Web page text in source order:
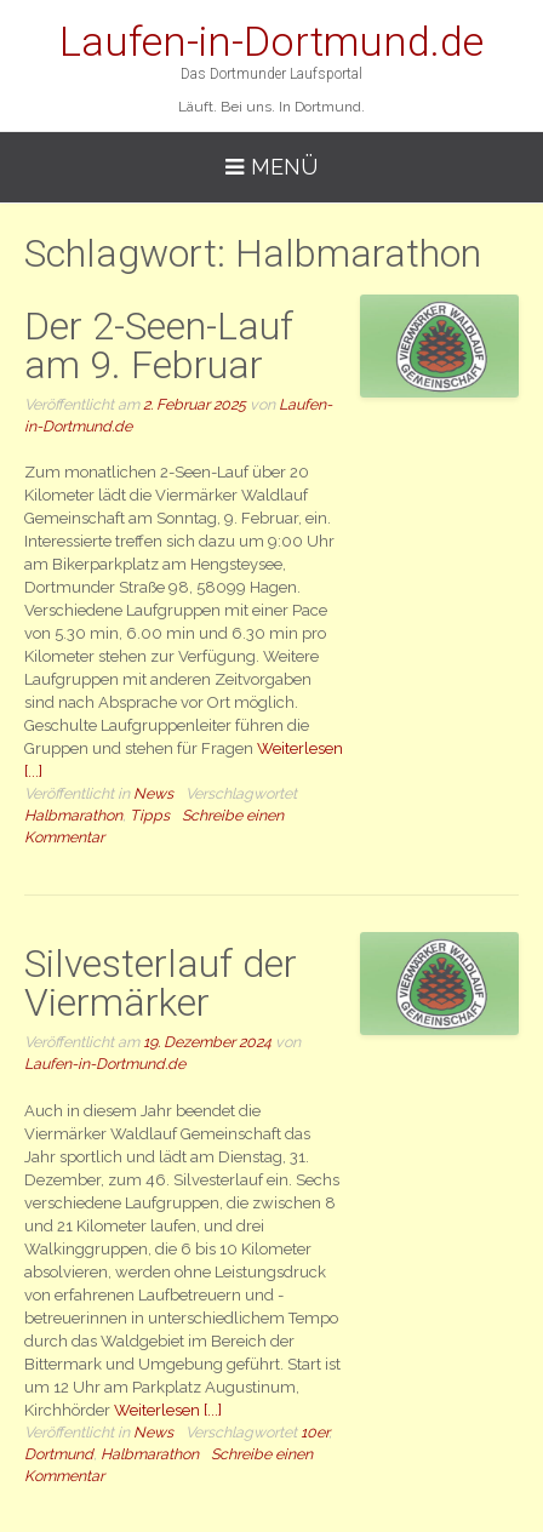
Laufen-in-Dortmund.de
Das Dortmunder Laufsportal
Läuft. Bei uns. In Dortmund.
MENÜ
Schlagwort: Halbmarathon
Der 2-Seen-Lauf
am 9. Februar
Veröffentlicht am 2. Februar 2025von Laufen-
in-Dortmund.de
Zum monatlichen 2-Seen-Lauf über 20
Kilometer lädt die Viermärker Waldlauf
Gemeinschaft am Sonntag, 9. Februar, ein.
Interessierte treffen sich dazu um 9:00 Uhr
am Bikerparkplatz am Hengsteysee,
Dortmunder Straße 98, 58099 Hagen.
Verschiedene Laufgruppen mit einer Pace
von 5.30 min, 6.00 min und 6.30 min pro
Kilometer stehen zur Verfügung. Weitere
Laufgruppen mit anderen Zeitvorgaben
sind nach Absprache vor Ort möglich.
Geschulte Laufgruppenleiter führen die
Gruppen und stehen für FragenWeiterlesen
[...]
Veröffentlicht in News
Verschlagwortet
Halbmarathon, Tipps
Schreibe einen
Kommentar
Silvesterlauf der
Viermärker
Veröffentlicht am 19. Dezember 2024 von
Laufen-in-Dortmund.de
Auch in diesem Jahr beendet die
Viermärker Waldlauf Gemeinschaft das
Jahr sportlich und lädt am Dienstag, 31.
Dezember, zum 46. Silvesterlauf ein. Sechs
verschiedene Laufgruppen, die zwischen 8
und 21 Kilometer laufen, und drei
Walkinggruppen, die 6 bis 10 Kilometer
absolvieren, werden ohne Leistungsdruck
von erfahrenen Laufbetreuern und -
betreuerinnen in unterschiedlichem Tempo
durch das Waldgebiet im Bereich der
Bittermark und Umgebung geführt. Start ist
um 12 Uhr am Parkplatz Augustinum,
KirchhörderWeiterlesen [...]
Veröffentlicht in News Verschlagwortet 10er,
Dortmund, Halbmarathon
Schreibe einen
Kommentar